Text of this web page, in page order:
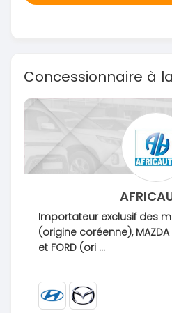
Concessionnaire à
Importateur exclusif des
(origine coréenne),
et FORD (ori ...